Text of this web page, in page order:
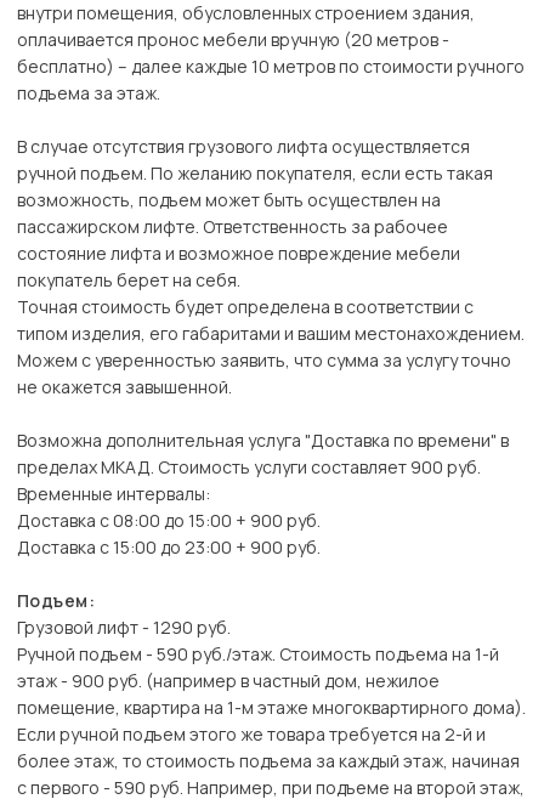
внутри помещения, обусловленных строением здания,
оплачивается пронос мебели вручную (20 метров -
бесплатно) – далее каждые 10 метров по стоимости ручного
подъема за этаж.
В случае отсутствия грузового лифта осуществляется
ручной подъем. По желанию покупателя, если есть такая
возможность, подъем может быть осуществлен на
пассажирском лифте. Ответственность за рабочее
состояние лифта и возможное повреждение мебели
покупатель берет на себя.
Точная стоимость будет определена в соответствии с
типом изделия, его габаритами и вашим местонахождением.
Можем с уверенностью заявить, что сумма за услугу точно
не окажется завышенной.
Возможна дополнительная услуга "Доставка по времени" в
пределах МКАД. Стоимость услуги составляет 900 руб.
Временные интервалы:
Доставка с 08:00 до 15:00 + 900 руб.
Доставка с 15:00 до 23:00 + 900 руб.
Подъем:
Грузовой лифт - 1290 руб.
Ручной подъем - 590 руб./этаж. Стоимость подъема на 1-й
этаж - 900 руб. (например в частный дом, нежилое
помещение, квартира на 1-м этаже многоквартирного дома).
Если ручной подъем этого же товара требуется на 2-й и
более этаж, то стоимость подъема за каждый этаж, начиная
с первого - 590 руб. Например, при подъеме на второй этаж,